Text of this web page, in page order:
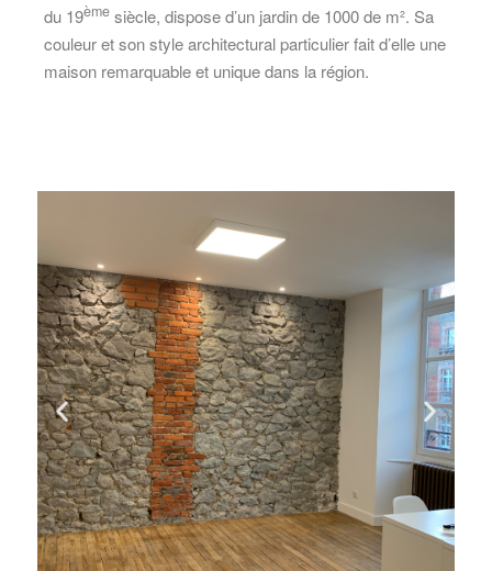
du 19ème siècle, dispose d’un jardin de 1000 de m². Sa
couleur et son style architectural particulier fait d’elle une
maison remarquable et unique dans la région.